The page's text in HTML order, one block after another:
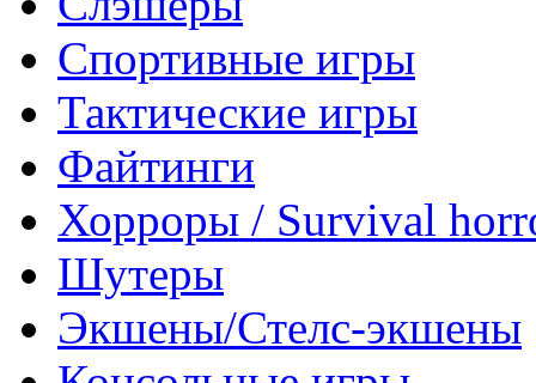
Спортивные игры
Тактические игры
Файтинги
Хорроры / Survival
Шутеры
Экшены/Стелс-экшены